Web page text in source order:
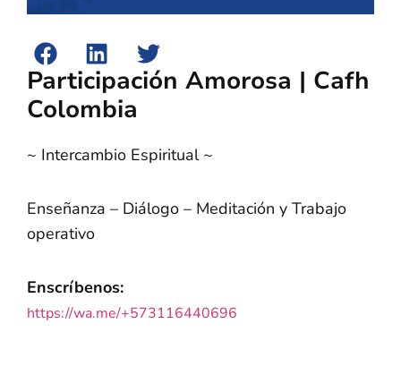
Participación Amorosa | Cafh
Colombia
~ Intercambio Espiritual ~
Enseñanza – Diálogo – Meditación y Trabajo
operativo
Enscríbenos:
https://wa.me/+573116440696